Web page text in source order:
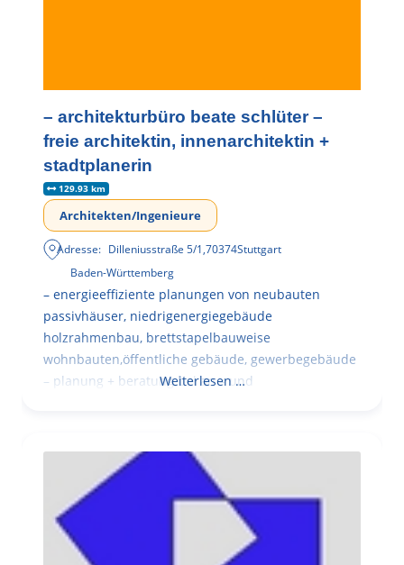
– architekturbüro beate schlüter –
freie architektin, innenarchitektin +
stadtplanerin
129.93 km
Architekten/Ingenieure
Adresse: Dilleniusstraße 5/1,70374Stuttgart
Baden-Württemberg
– energieeffiziente planungen von neubauten
passivhäuser, niedrigenergiegebäude
holzrahmenbau, brettstapelbauweise
wohnbauten,öffentliche gebäude, gewerbegebäude
– planung + beratung bei an – und
Weiterlesen …